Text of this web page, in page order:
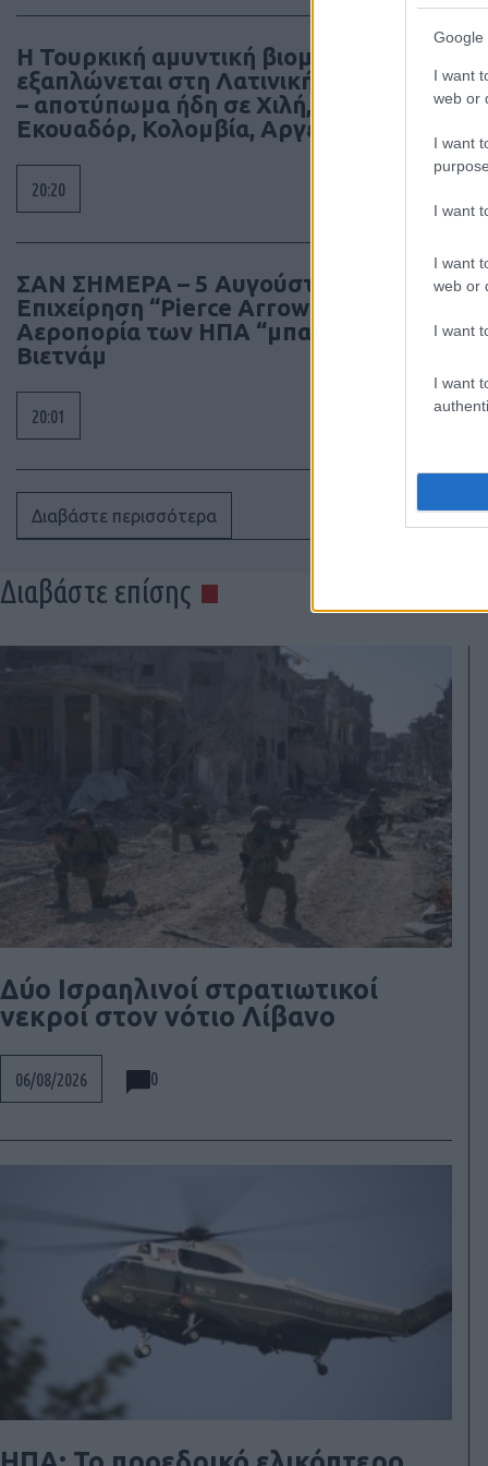
Google
I want
web or
I want
I want
I want
web or
I want
I want
Η Τουρκική αμυντική βιομηχανία
εξαπλώνεται στη Λατινική Αμερική
– αποτύπωμα ήδη σε Χιλή, Βραζιλία,
Εκουαδόρ, Κολομβία, Αργεντινή
20:20
ΣΑΝ ΣΗΜΕΡΑ – 5 Αυγούστου 1964:
Επιχείρηση “Pierce Arrow”, η
Αεροπορία των ΗΠΑ “μπαίνει” στο
Βιετνάμ
20:01
Διαβάστε περισσότερα
Διαβάστε επίσης
Δύο Ισραηλινοί στρατιωτικοί
νεκροί στον νότιο Λίβανο
06/08/2026 0